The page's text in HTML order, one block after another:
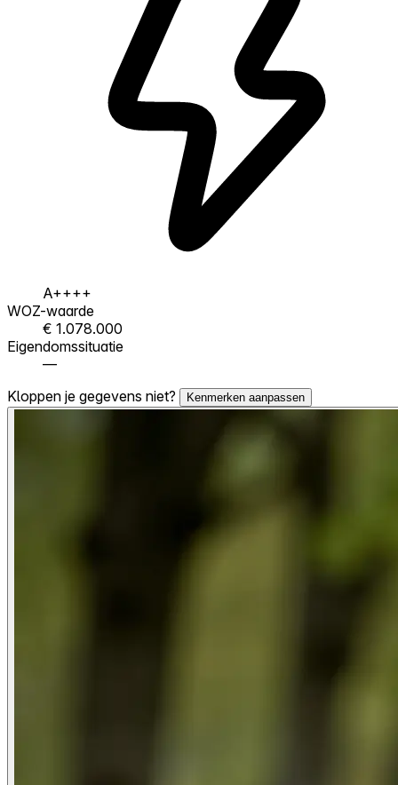
A++++
WOZ-waarde
€ 1.078.000
Eigendomssituatie
—
Kloppen je gegevens niet?
Kenmerken aanpassen